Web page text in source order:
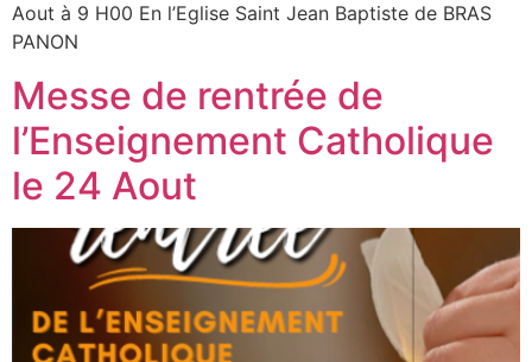
Aout à 9 H00 En l’Eglise Saint Jean Baptiste de BRAS
PANON
Messe de rentrée de
l’Enseignement Catholique
le 24 Aout